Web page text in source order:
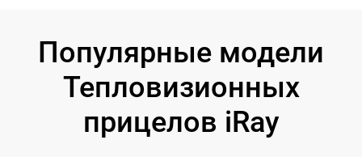
Популярные модели
Тепловизионных
прицелов iRay